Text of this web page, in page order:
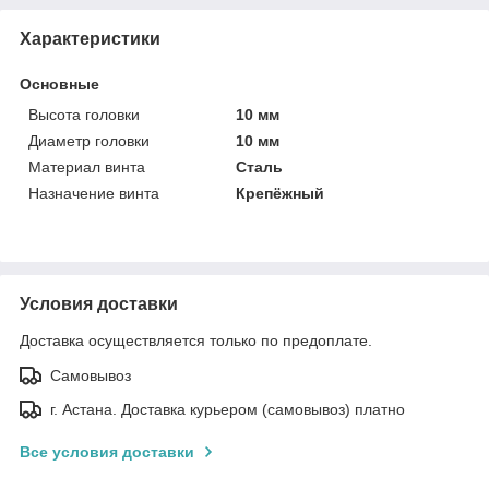
Характеристики
Основные
Высота головки
10 мм
Диаметр головки
10 мм
Материал винта
Сталь
Назначение винта
Крепёжный
Условия доставки
Доставка осуществляется только по предоплате.
Самовывоз
г. Астана. Доставка курьером (самовывоз) платно
Все условия доставки